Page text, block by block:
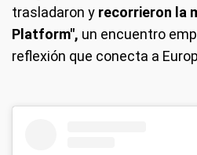
trasladaron y recorrieron la
Platform", un encuentro
reflexión que conecta a